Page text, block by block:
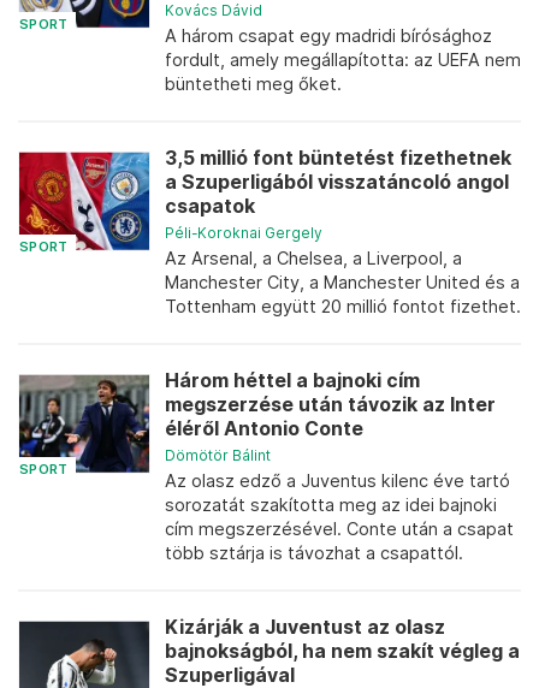
SPORT
Kovács Dávid
A három csapat egy madridi bírósághoz
fordult, amely megállapította: az UEFA nem
büntetheti meg őket.
SPORT
3,5 millió font büntetést fizethetnek
a Szuperligából visszatáncoló angol
csapatok
Péli-Koroknai Gergely
Az Arsenal, a Chelsea, a Liverpool, a
Manchester City, a Manchester United és a
Tottenham együtt 20 millió fontot fizethet.
SPORT
Három héttel a bajnoki cím
megszerzése után távozik az Inter
éléről Antonio Conte
Dömötör Bálint
Az olasz edző a Juventus kilenc éve tartó
sorozatát szakította meg az idei bajnoki
cím megszerzésével. Conte után a csapat
több sztárja is távozhat a csapattól.
Kizárják a Juventust az olasz
bajnokságból, ha nem szakít végleg a
Szuperligával